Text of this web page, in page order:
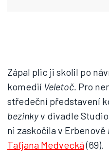
Zápal plic ji skolil po
komedií Veletoč. Pro
středeční představení
bezinkyv divadle Studio
ni zaskočila v Erbenově
Taťjana Medvecká(69).